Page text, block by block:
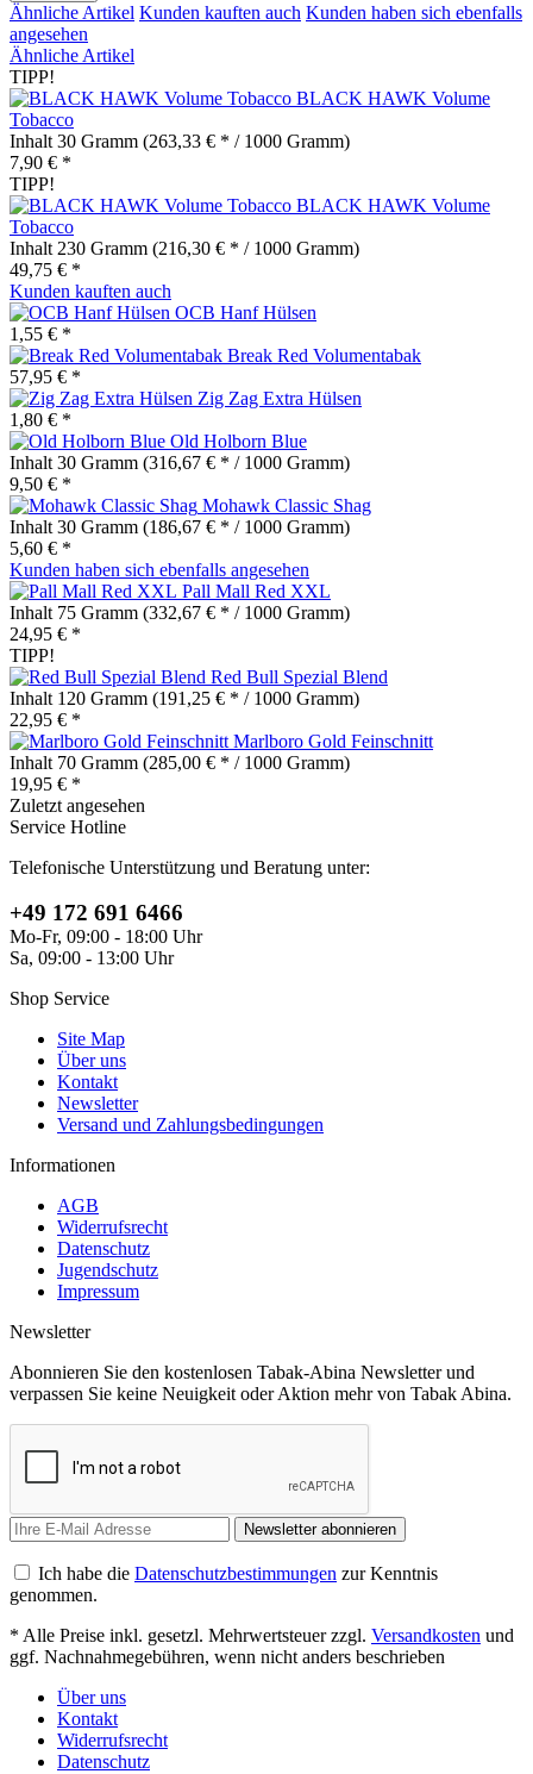
Ähnliche Artikel Kunden kauften auch Kunden haben sich ebenfalls
angesehen
Ähnliche Artikel
TIPP!
BLACK HAWK Volume
Tobacco
Inhalt 30 Gramm (263,33 € * / 1000 Gramm)
7,90 € *
TIPP!
BLACK HAWK Volume
Tobacco
Inhalt 230 Gramm (216,30 € * / 1000 Gramm)
49,75 € *
Kunden kauften auch
OCB Hanf Hülsen
1,55 € *
Break Red Volumentabak
57,95 € *
Zig Zag Extra Hülsen
1,80 € *
Old Holborn Blue
Inhalt 30 Gramm (316,67 € * / 1000 Gramm)
9,50 € *
Mohawk Classic Shag
Inhalt 30 Gramm (186,67 € * / 1000 Gramm)
5,60 € *
Kunden haben sich ebenfalls angesehen
Pall Mall Red XXL
Inhalt 75 Gramm (332,67 € * / 1000 Gramm)
24,95 € *
TIPP!
Red Bull Spezial Blend
Inhalt 120 Gramm (191,25 € * / 1000 Gramm)
22,95 € *
Marlboro Gold Feinschnitt
Inhalt 70 Gramm (285,00 € * / 1000 Gramm)
19,95 € *
Zuletzt angesehen
Service Hotline
Telefonische Unterstützung und Beratung unter:
+49 172 691 6466
Mo-Fr, 09:00 - 18:00 Uhr
Sa, 09:00 - 13:00 Uhr
Shop Service
Site Map
Über uns
Kontakt
Newsletter
Versand und Zahlungsbedingungen
Informationen
AGB
Widerrufsrecht
Datenschutz
Jugendschutz
Impressum
Newsletter
Abonnieren Sie den kostenlosen Tabak-Abina Newsletter und
verpassen Sie keine Neuigkeit oder Aktion mehr von Tabak Abina.
Newsletter abonnieren
Ich habe die Datenschutzbestimmungen zur Kenntnis
genommen.
* Alle Preise inkl. gesetzl. Mehrwertsteuer zzgl. Versandkosten und
ggf. Nachnahmegebühren, wenn nicht anders beschrieben
Über uns
Kontakt
Widerrufsrecht
Datenschutz